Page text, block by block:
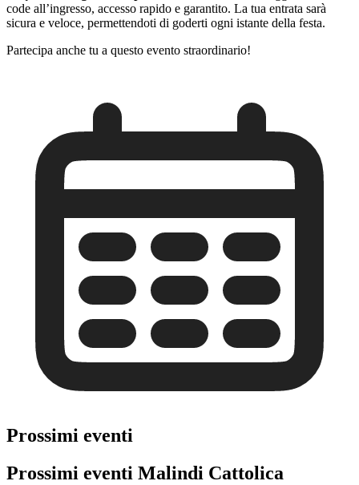
code all’ingresso, accesso rapido e garantito. La tua entrata sarà
sicura e veloce, permettendoti di goderti ogni istante della festa.
Partecipa anche tu a questo evento straordinario!
Prossimi eventi
Prossimi eventi Malindi Cattolica